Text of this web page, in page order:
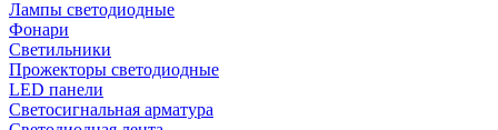
Лампы светодиодные
Фонари
Светильники
Прожекторы светодиодные
LED панели
Светосигнальная арматура